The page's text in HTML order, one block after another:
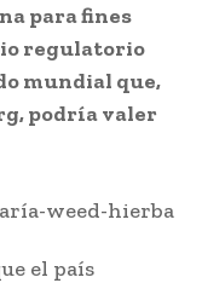
para fines
regulatorio
mundial que,
podría valer
el país